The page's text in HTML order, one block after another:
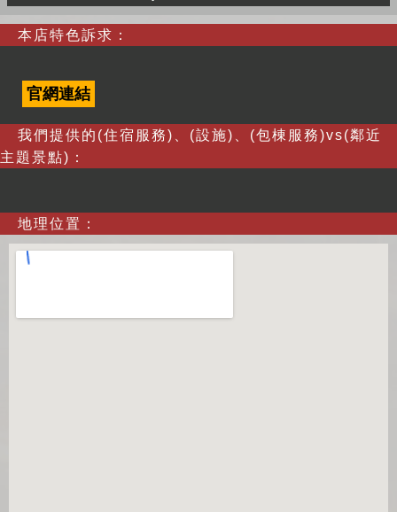
本店特色訴求：
官網連結
我們提供的(住宿服務)、(設施)、(包棟服務)vs(鄰近
主題景點)：
地理位置：